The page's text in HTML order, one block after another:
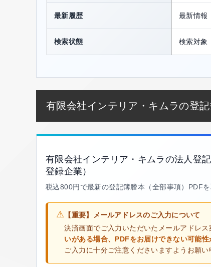
最新履歴 最新情報
検索状態 検索対象
有限会社インテリア・キムラの登
有限会社インテリア・キムラの法人登
登録企業）
税込800円で最新の登記簿謄本（全部事項）PDFを
⚠ 【重要】メールアドレスのご入力について
決済画面でご入力いただいたメールアドレ
いがある場合、PDFをお届けできない可能
ご入力に十分ご注意くださいますようお願い